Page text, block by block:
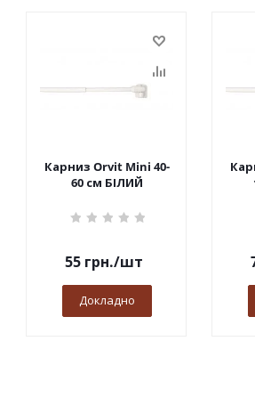
Карниз Orvit Mini 40-
60 см БІЛИЙ
55грн./шт
Докладно